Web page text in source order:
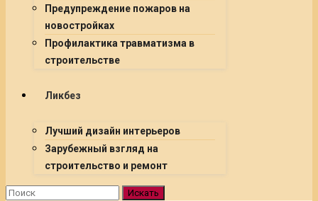
Предупреждение пожаров на
новостройках
Профилактика травматизма в
строительстве
Ликбез
Лучший дизайн интерьеров
Зарубежный взгляд на
строительство и ремонт
Искать